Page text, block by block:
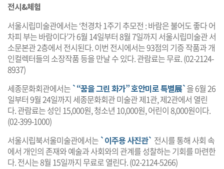
전시&체험
서울시립미술관에서는 ‘천경차 1주기 추모전 : 바람은 불어도 좋다 어
차피 부는 바람이다’가 6월 14일부터 8월 7일까지 서울시립미술관 서
소문본관 2층에서 전시된다. 이번 전시에서는 93점의 기증 작품과 개
인컬렉터들의 소장작품 등을 만날 수 있다. 관람료는 무료. (02-2124-
8937)
세종문화회관에서는 `“꿈을 그린 화가” 호안미로 특별展`을 6월 26
일부터 9월 24일까지 세종문화회관 미술관 제1관, 제2관에서 열린
다. 관람료는 성인 15,000원, 청소년 10,000원, 어린이 8,000원이다.
(02-399-1000)
서울시립북서울미술관에서는 `이주용 사진관` 전시를 통해 사회 속
에서 개인의 존재와 예술과 사회와의 관계를 성찰하는 기회를 마련한
다. 전시는 8월 15일까지 무료로 열린다. (02-2124-5266)